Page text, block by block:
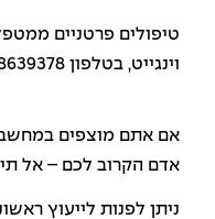
טיפולים פרטניים
וינגייט, בטלפון 09-8639378 במייל:
אם אתם מוצפים
אדם הקרוב לכם – אל
ניתן לפנות לייעוץ